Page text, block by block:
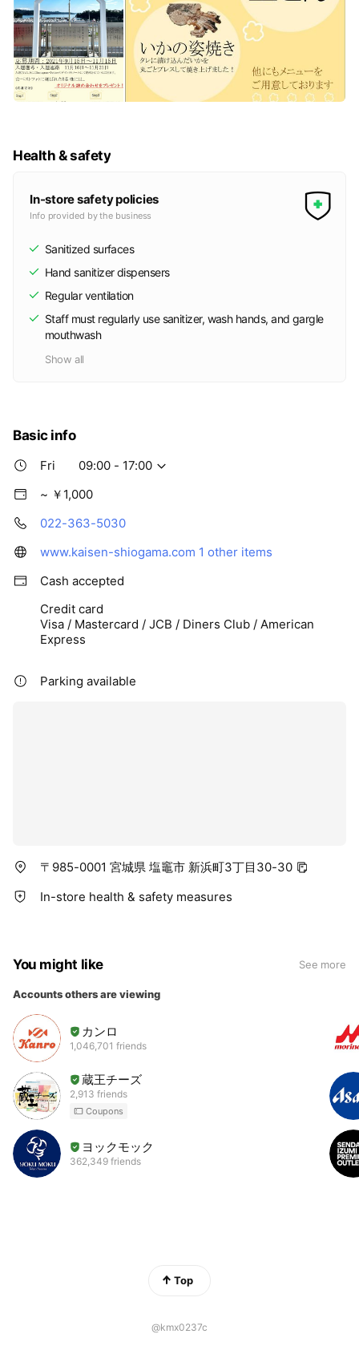
Health & safety
In-store safety policies
Info provided by the business
Sanitized surfaces
Hand sanitizer dispensers
Regular ventilation
Staff must regularly use sanitizer, wash hands, and gargle
mouthwash
Show all
Basic info
Fri
09:00 - 17:00
~ ￥1,000
022-363-5030
www.kaisen-shiogama.com 1 other items
Cash accepted
Credit card
Visa / Mastercard / JCB / Diners Club / American
Express
Parking available
〒985-0001 宮城県 塩竈市 新浜町3丁目30-30
In-store health & safety measures
You might like See more
Accounts others are viewing
カンロ
1,046,701 friends
蔵王チーズ
2,913 friends
Coupons
ヨックモック
362,349 friends
Top
@kmx0237c